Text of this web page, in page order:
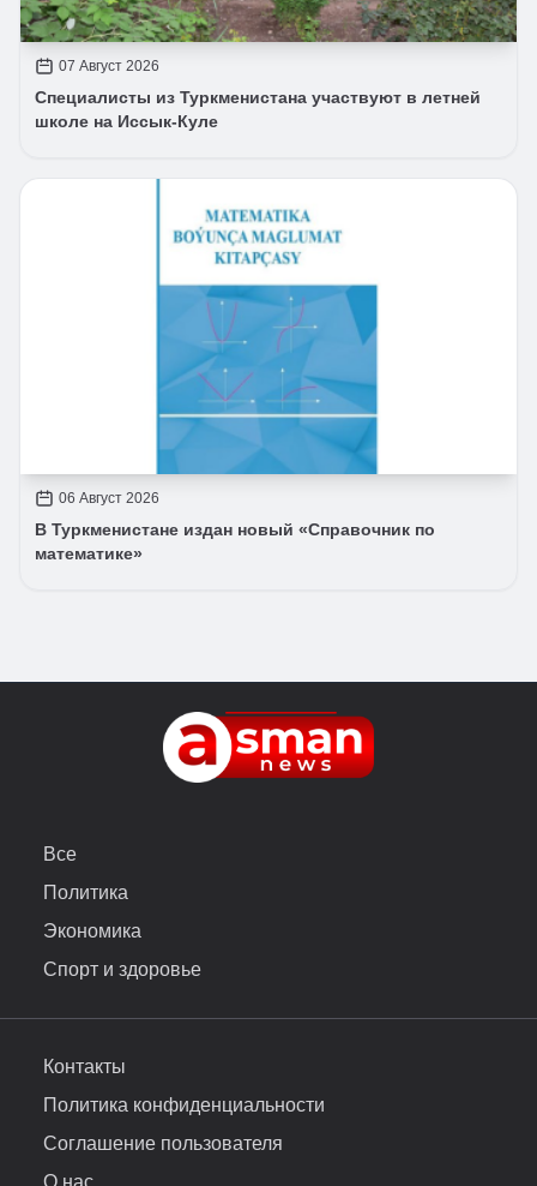
07 Август 2026
Специалисты из Туркменистана участвуют в летней
школе на Иссык-Куле
06 Август 2026
В Туркменистане издан новый «Справочник по
математике»
Все
Политика
Экономика
Спорт и здоровье
Контакты
Политика конфиденциальности
Соглашение пользователя